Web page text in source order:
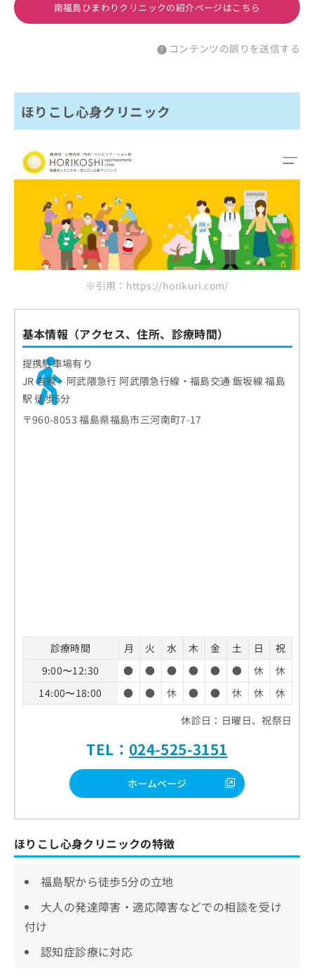
南福島ひまわりクリニックの紹介ページはこちら
コンテンツの誤りを送信する
ほりこし心身クリニック
※引用：https://horikuri.com/
基本情報（アクセス、住所、診療時間）
提携駐車場有り
JR 各線・阿武隈急行 阿武隈急行線・福島交通 飯坂線 福島
駅 徒歩5分
〒960-8053 福島県福島市三河南町7-17
診療時間 月 火 水 木 金 土 日
祝
9:00〜12:30
● ● ● ● ● ● 休
休
14:00〜18:00
● ● 休 ● ● 休 休
休
休診日：日曜日、祝祭日
TEL： 024-525-3151
ホームページ
ほりこし心身クリニックの特徴
福島駅から徒歩5分の立地
大人の発達障害・適応障害などでの相談を受け
付け
認知症診療に対応